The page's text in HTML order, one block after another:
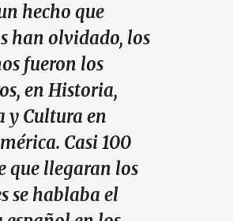
hecho que
han olvidado, los
fueron los
en Historia,
y Cultura en
Casi 100
que llegaran los
se hablaba el